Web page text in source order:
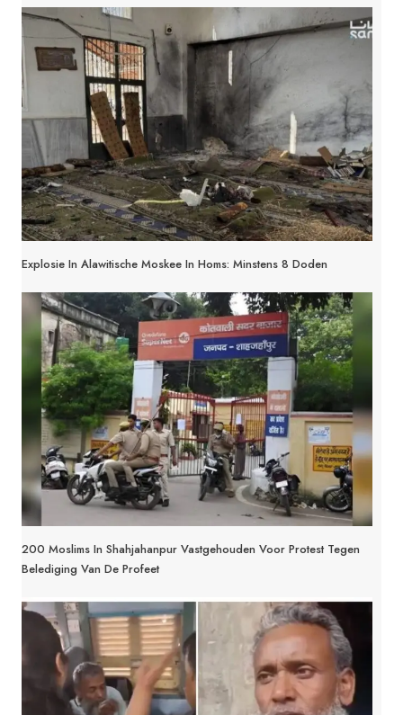
Explosie In Alawitische Moskee In Homs: Minstens 8 Doden
200 Moslims In Shahjahanpur Vastgehouden Voor Protest Tegen
Belediging Van De Profeet